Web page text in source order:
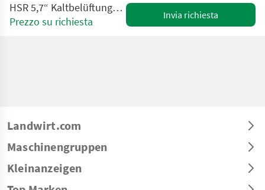
HSR 5,7“ Kaltbelüftungssteuerung für 1-5 Heuboxen
Prezzo su richiesta
Invia richiesta
Landwirt.com
Maschinengruppen
Kleinanzeigen